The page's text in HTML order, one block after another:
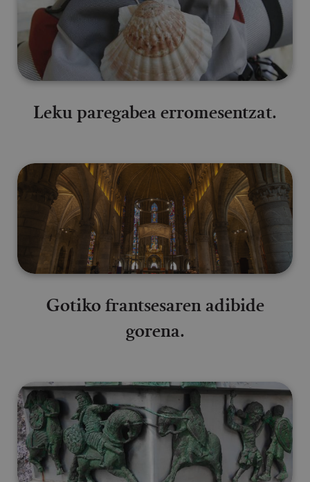
Leku paregabea erromesentzat.
Gotiko frantsesaren adibide
Gotiko frantsesaren adibide
gorena.
Gudu ospetsuen gertalekua.